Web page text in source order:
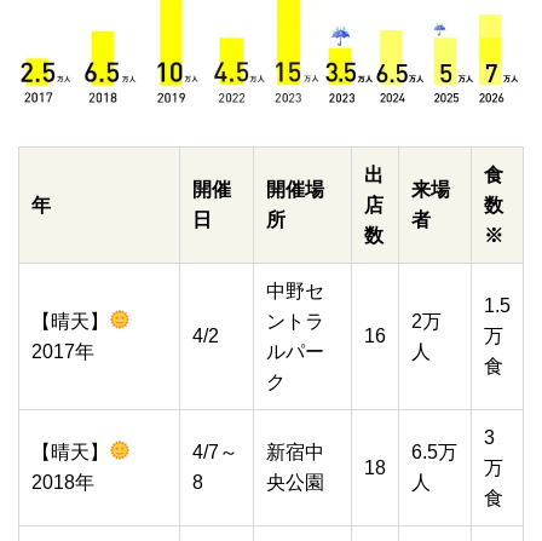
年
開催
日
開催場
所
出
店
数
来場
者
食
数
※
【晴天】
2017年
4/2
中野セ
ントラ
ルパー
ク
16
2万
人
1.5
万
食
【晴天】
2018年
4/7～
8
新宿中
央公園
18
6.5万
人
3
万
食